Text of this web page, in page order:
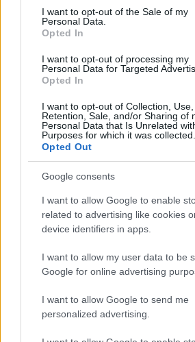
consent section.
I want to opt-out of the Sale of my
Personal Data.
Opted In
I want to opt-out of processing my
Personal Data for Targeted
Opted In
I want to opt-out of Collection, Use,
Retention, Sale, and/or Sharing of
Personal Data that Is Unrelated
Purposes for which it was collected.
Opted Out
Google consents
I want to allow Google to enable
related to advertising like cookies
device identifiers in apps.
I want to allow my user data to be
Google for online advertising
I want to allow Google to send me
personalized advertising.
tercer metatarsiano. El internacional
meses de baja. Esta temporada ha
Comunio.
Los sancionados de la jornada
a RDT & cía?
11 futbolistas
Raúl de
equipos?
Fran Beltrán, baja para el último
El Celta ganó al Elche 1-0 en un
por lesión a Fran Beltrán. El